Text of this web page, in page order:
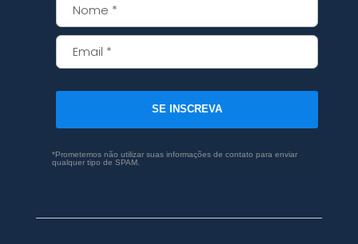
SE INSCREVA
*Prometemos não utilizar suas informações de contato para enviar
qualquer tipo de SPAM.